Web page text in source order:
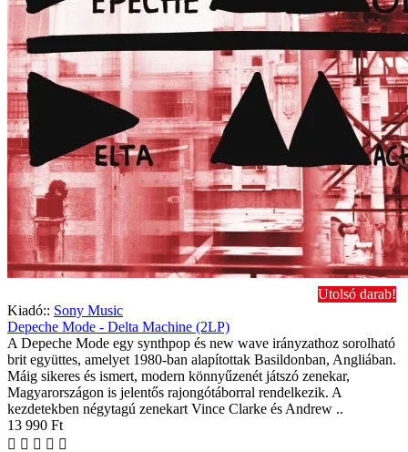
Utolsó darab!
Kiadó:: Sony Music
Depeche Mode - Delta Machine (2LP)
A Depeche Mode egy synthpop és new wave irányzathoz sorolható
brit együttes, amelyet 1980-ban alapítottak Basildonban, Angliában.
Máig sikeres és ismert, modern könnyűzenét játszó zenekar,
Magyarországon is jelentős rajongótáborral rendelkezik. A
kezdetekben négytagú zenekart Vince Clarke és Andrew ..
13 990 Ft